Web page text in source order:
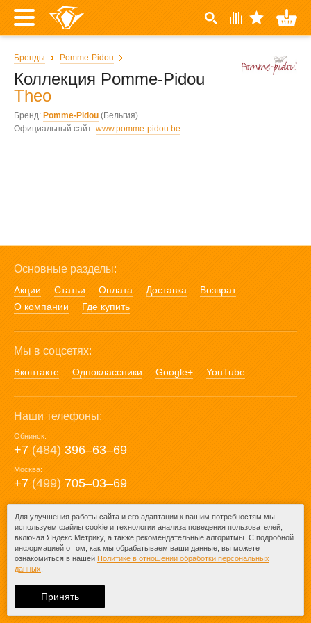
Бренды Pomme-Pidou
Коллекция Pomme-Pidou
Theo
Бренд: Pomme-Pidou (Бельгия)
Официальный сайт: www.pomme-pidou.be
Основные разделы:
Акции Статьи Оплата Доставка
Возврат
О компании
Где купить
Мы в соцсетях:
Вконтакте Одноклассники Google+ YouTube
Наши телефоны:
Обнинск:
+7 (484) 396‒63‒69
Москва:
+7 (499) 705‒03‒69
E-mail:
mail@posuda40.ru
При любом копировании информации
ссылка на
Для улучшения работы сайта и его адаптации к вашим потребностям мы
используем файлы cookie и технологии анализа поведения пользователей,
включая Яндекс Метрику, а также рекомендательные алгоритмы. С подробной
информацией о том, как мы обрабатываем ваши данные, вы можете
ознакомиться в нашей Политике в отношении обработки персональных
данных
Принять